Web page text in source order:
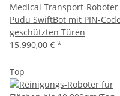
Medical Transport-Roboter
Pudu SwiftBot mit PIN-Code
geschützten Türen
15.990,00 € *
Top